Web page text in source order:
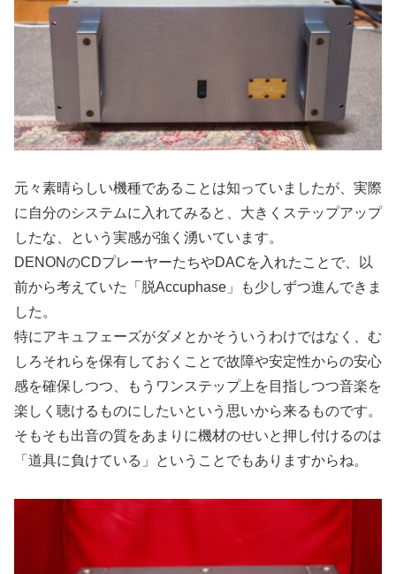
元々素晴らしい機種であることは知っていましたが、実際
に自分のシステムに入れてみると、大きくステップアップ
したな、という実感が強く湧いています。
DENONのCDプレーヤーたちやDACを入れたことで、以
前から考えていた「脱Accuphase」も少しずつ進んできま
した。
特にアキュフェーズがダメとかそういうわけではなく、む
しろそれらを保有しておくことで故障や安定性からの安心
感を確保しつつ、もうワンステップ上を目指しつつ音楽を
楽しく聴けるものにしたいという思いから来るものです。
そもそも出音の質をあまりに機材のせいと押し付けるのは
「道具に負けている」ということでもありますからね。